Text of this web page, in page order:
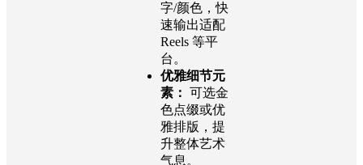
字/颜色，快
速输出适配
Reels 等平
台。
优雅细节元
素： 可选金
色点缀或优
雅排版，提
升整体艺术
气息。